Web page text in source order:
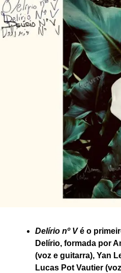
Delírio nº Vé o
Delírio, formada por
(voz e guitarra), Yan
Lucas Pot Vautier